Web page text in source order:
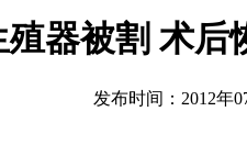
器被割 术后
发布时间：2012年